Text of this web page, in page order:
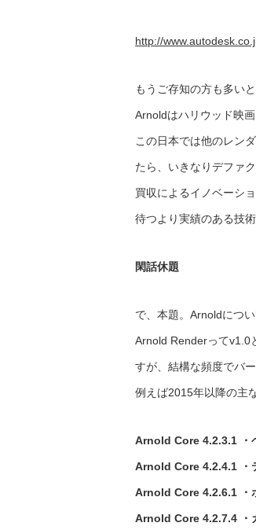
http://
もうご存知の方も多い
Arnoldはハリウッド映
この日本では他のレン
たら、いきなりデファ
買収によるイノベーシ
待つより実績のある技
閑話休題
で、本題。Arnoldについ
Arnold Renderってv1.0
すが、結構な頻度でバ
例えば2015年以降の主
Arnold Core 4.2.3.1 ・
Arnold Core 4.2.4.1 ・
Arnold Core 4.2.6.1 ・
Arnold Core 4.2.7.4 ・